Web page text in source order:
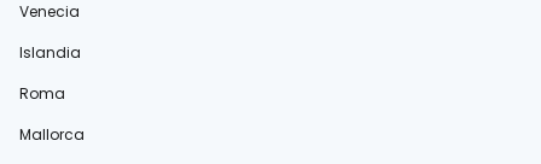
Venecia
Islandia
Roma
Mallorca